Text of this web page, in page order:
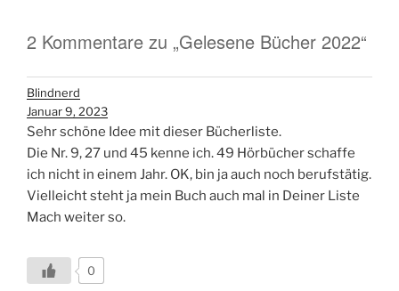
2 Kommentare zu „Gelesene Bücher 2022“
Blindnerd
Januar 9, 2023
Sehr schöne Idee mit dieser Bücherliste.
Die Nr. 9, 27 und 45 kenne ich. 49 Hörbücher schaffe
ich nicht in einem Jahr. OK, bin ja auch noch berufstätig.
Vielleicht steht ja mein Buch auch mal in Deiner Liste
Mach weiter so.
0